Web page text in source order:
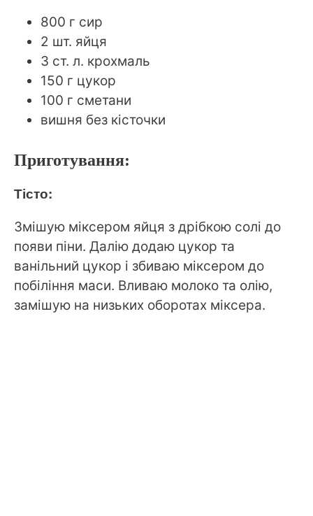
800 г сир
2 шт. яйця
3 ст. л. крохмаль
150 г цукор
100 г сметани
вишня без кісточки
Приготування:
Тісто:
Змішую міксером яйця з дрібкою солі до
появи піни. Далію додаю цукор та
ванільний цукор і збиваю міксером до
побіління маси. Вливаю молоко та олію,
замішую на низьких оборотах міксера.